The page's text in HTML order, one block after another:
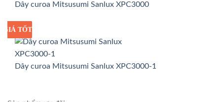
Dây curoa Mitsusumi Sanlux XPC3000
GIÁ SỈ
GIÁ TỐT
Dây curoa Mitsusumi Sanlux XPC3000-1